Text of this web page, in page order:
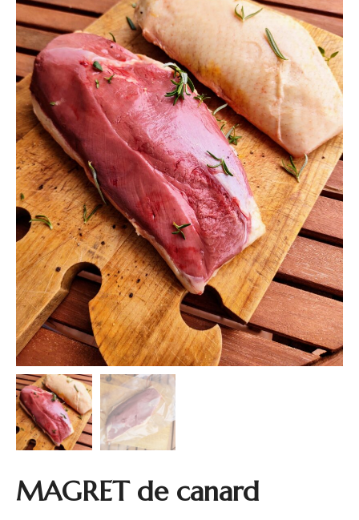
MAGRET de canard